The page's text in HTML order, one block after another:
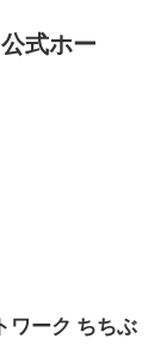
式ホー
ワーク ちちぶ